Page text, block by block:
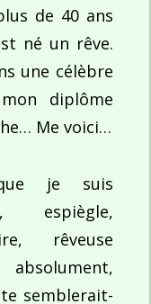
de 40 ans
né un rêve.
une célèbre
diplôme
Me voici…
je suis
espiègle,
rêveuse
semblerait-